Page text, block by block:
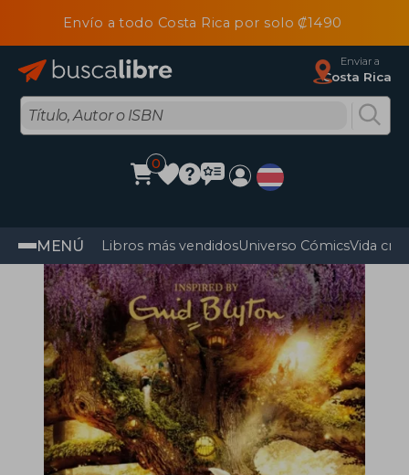
Envío a todo Costa Rica por solo ₡1490
Enviar a
Costa Rica
0
MENÚ Libros más vendidosUniverso CómicsVida